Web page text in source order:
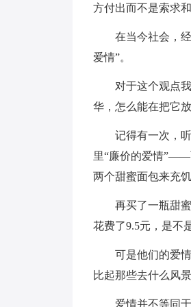
方付出而不是索求和
在当今社会，
爱情”。
对于这个观点
华，怎么能在把它
记得有一次，
里“廉价的爱情”——
两个甜蜜面包来充
再买了一瓶甜
花费了9.5元，是不
可是他们的爱
比起那些去什么风
爱情并不等同